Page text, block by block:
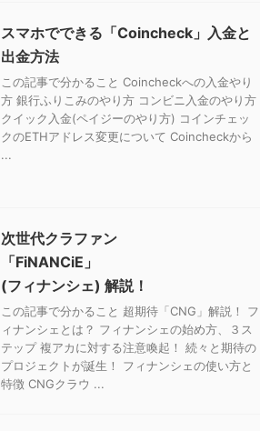
スマホでできる「Coincheck」入金と
出金方法
この記事で分かること Coincheckへの入金やり
方 銀行ふりこみのやり方 コンビニ入金のやり方
クイック入金(ペイジーのやり方) コインチェッ
クのETHアドレス変更について Coincheckから
...
次世代クラファン
「FiNANCiE」
(フィナンシェ) 解説！
この記事で分かること 超期待「CNG」解説！ フ
ィナンシェとは？ フィナンシェの始め方、３ス
テップ 複アカに対する注意喚起！ 続々と期待の
プロジェクトが誕生！ フィナンシェの使い方と
特徴 CNGクラウ ...